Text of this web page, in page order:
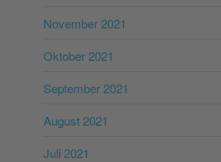
November 2021
Oktober 2021
September 2021
August 2021
Juli 2021